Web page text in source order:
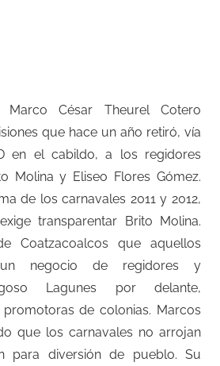
César Theurel Cotero
que hace un año retiró, vía
en el cabildo, a los regidores
Molina y Eliseo Flores Gómez.
de los carnavales 2011 y 2012,
transparentar Brito Molina.
Coatzacoalcos que aquellos
negocio de regidores y
Lagunes por delante,
de colonias. Marcos
que los carnavales no arrojan
para diversión de pueblo. Su